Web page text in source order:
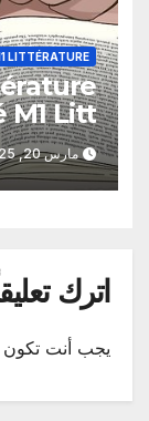
LITTÉRATURE
M1 Litt
Leila
مارس 20, 2025
اترك
يجب أنت تكون